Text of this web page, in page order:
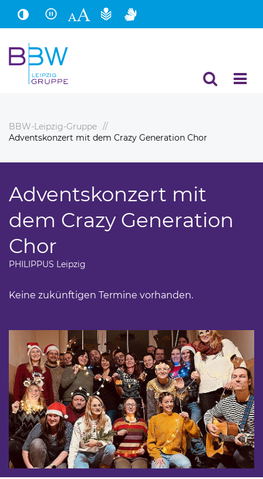
Hauptinhalt
Fußbereich
BBW-Leipzig-Gruppe
Adventskonzert mit dem Crazy Generation Chor
Adventskonzert mit
dem Crazy Generation
Chor
PHILIPPUS Leipzig
Keine zukünftigen Termine vorhanden.